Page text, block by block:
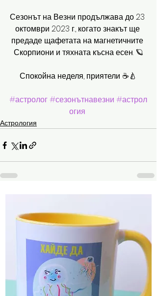
Сезонът на Везни продължава до 23
октомври 2023 г., когато знакът ще
предаде щафетата на магнетичните
Скорпиони и тяхната късна есен. 🪐
Спокойна неделя, приятели ☕️🍐
#астролог#сезонътнавезни #астрол
огия
Астрология